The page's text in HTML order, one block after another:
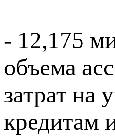
- 12,175
объема
затрат на
кредитам